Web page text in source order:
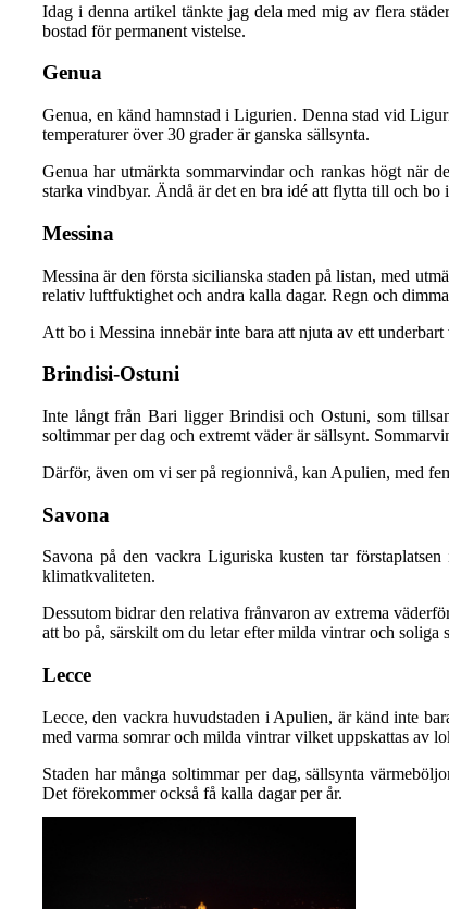
Idag i denna artikel tänkte jag dela med mig av flera
bostad för permanent vistelse.
Genua
Genua, en känd hamnstad i Ligurien. Denna stad vid
temperaturer över 30 grader är ganska sällsynta.
Genua har utmärkta sommarvindar och rankas högt när
starka vindbyar. Ändå är det en bra idé att flytta till och bo
Messina
Messina är den första sicilianska staden på listan, med
relativ luftfuktighet och andra kalla dagar. Regn och
Att bo i Messina innebär inte bara att njuta av ett
Brindisi-Ostuni
Inte långt från Bari ligger Brindisi och Ostuni, som
soltimmar per dag och extremt väder är sällsynt.
Därför, även om vi ser på regionnivå, kan Apulien, med
Savona
Savona på den vackra Liguriska kusten tar
klimatkvaliteten.
Dessutom bidrar den relativa frånvaron av extrema
att bo på, särskilt om du letar efter milda vintrar och soliga
Lecce
Lecce, den vackra huvudstaden i Apulien, är känd inte
med varma somrar och milda vintrar vilket uppskattas av
Staden har många soltimmar per dag, sällsynta
Det förekommer också få kalla dagar per år.